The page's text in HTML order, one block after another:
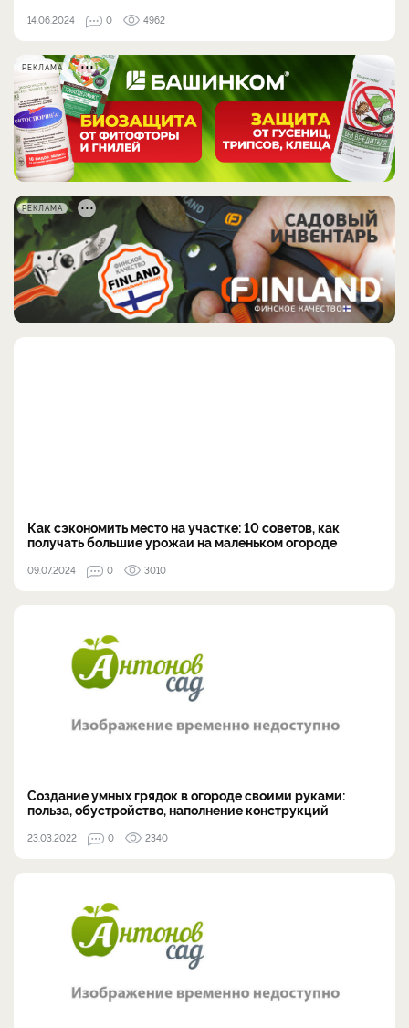
14.06.2024 0 4962
РЕКЛАМА
РЕКЛАМА
Как сэкономить место на участке: 10 советов, как
получать большие урожаи на маленьком огороде
09.07.2024 0 3010
Создание умных грядок в огороде своими руками:
польза, обустройство, наполнение конструкций
23.03.2022 0 2340